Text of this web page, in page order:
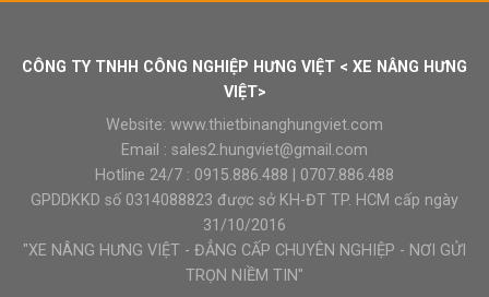
CÔNG TY TNHH CÔNG NGHIỆP HƯNG VIỆT < XE NÂNG HƯNG
VIỆT>
Website: www.thietbinanghungviet.com
Email : sales2.hungviet@gmail.com
Hotline 24/7 : 0915.886.488
0707.886.488
GPDDKKD số 0314088823 được sở KH-ĐT TP. HCM cấp ngày
31/10/2016
"XE NÂNG HƯNG VIỆT - ĐẲNG CẤP CHUYÊN NGHIỆP - NƠI GỬI
TRỌN NIỀM TIN"